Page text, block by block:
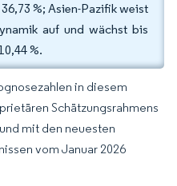
%; Asien-Pazifik weist
auf und wächst bis
%.
in diesem
Schätzungsrahmens
mit den neuesten
vom Januar 2026